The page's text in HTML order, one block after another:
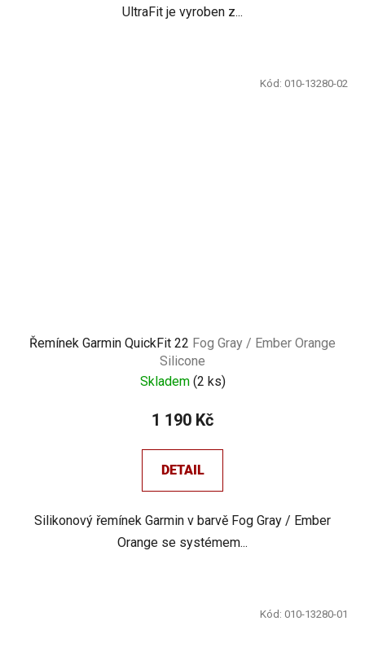
UltraFit je vyroben z...
Řemínek Garmin QuickFit 22 Fog Gray / Ember Orange
Silicone
Skladem (2 ks)
1 190 Kč
DETAIL
Silikonový řemínek Garmin v barvě Fog Gray / Ember
Orange se systémem...
Kód: 010-13280-02
Kód: 010-13280-01